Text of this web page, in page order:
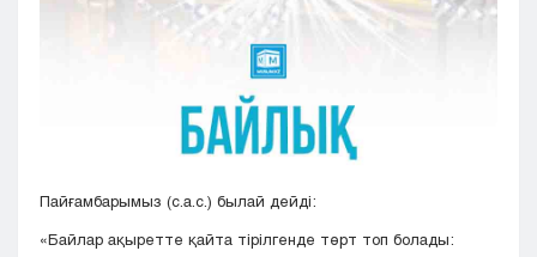
Пайғамбарымыз (с.а.с.) былай дейді:
«Байлар ақыретте қайта тірілгенде төрт топ болады: